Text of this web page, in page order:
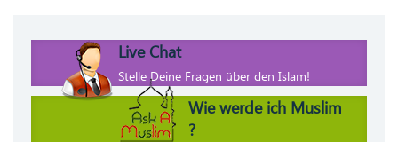
Live Chat
Stelle Deine Fragen über den Islam!
Wie werde ich Muslim
?